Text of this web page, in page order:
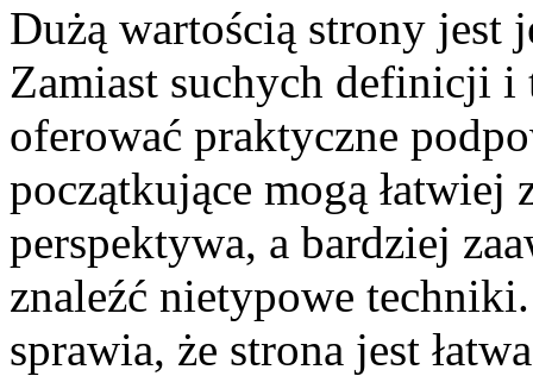
Dużą wartością strony jest
Zamiast suchych definicji i
oferować praktyczne
początkujące mogą łatwiej
perspektywa, a bardziej
znaleźć nietypowe
sprawia, że strona jest